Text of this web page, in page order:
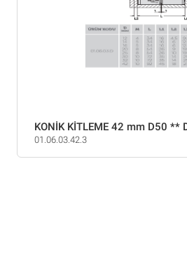
KONİK KİTLEME 42 mm D50 **
01.06.03.42.3